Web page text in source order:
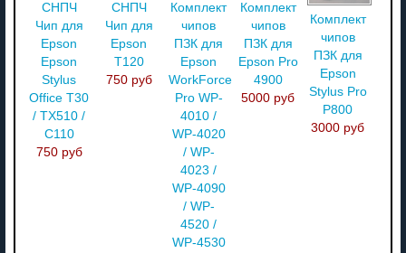
СНПЧ
Чип для
Epson
Epson
Stylus
Office T30
/ TX510 /
C110
750 руб
СНПЧ
Чип для
Epson
T120
750 руб
Комплект
чипов
ПЗК для
Epson
WorkForce
Pro WP-
4010 /
WP-4020
/ WP-
4023 /
WP-4090
/ WP-
4520 /
WP-4530
Комплект
чипов
ПЗК для
Epson Pro
4900
5000 руб
Комплект
чипов
ПЗК для
Epson
Stylus Pro
P800
3000 руб